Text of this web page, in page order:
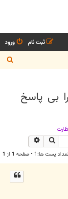
ورود
ثبت نام
س
بی پاسخ
جستجو
پست ها:1 • صفحه 1 از 1